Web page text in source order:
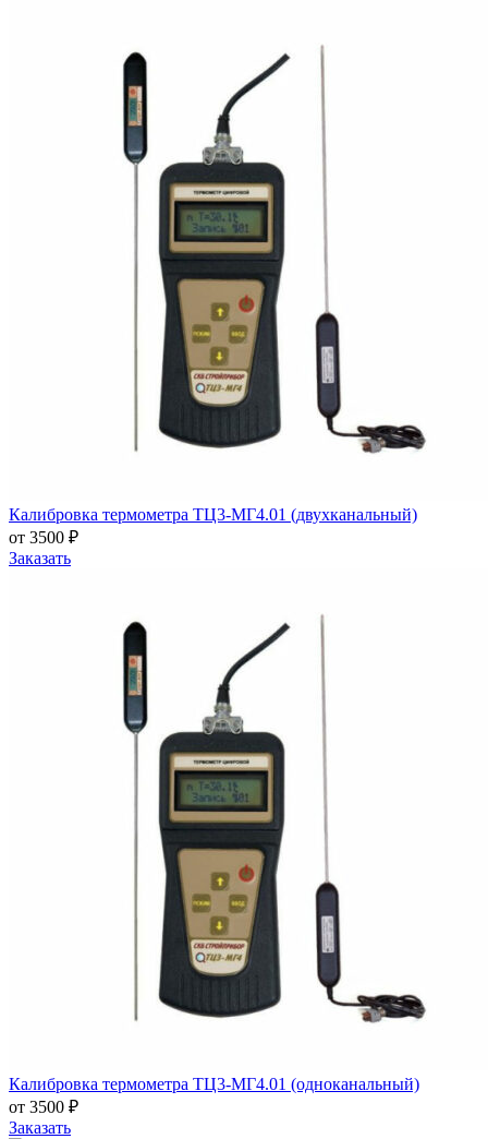
Калибровка термометра ТЦ3-МГ4.01 (двухканальный)
от 3500 ₽
Заказать
Калибровка термометра ТЦ3-МГ4.01 (одноканальный)
от 3500 ₽
Заказать